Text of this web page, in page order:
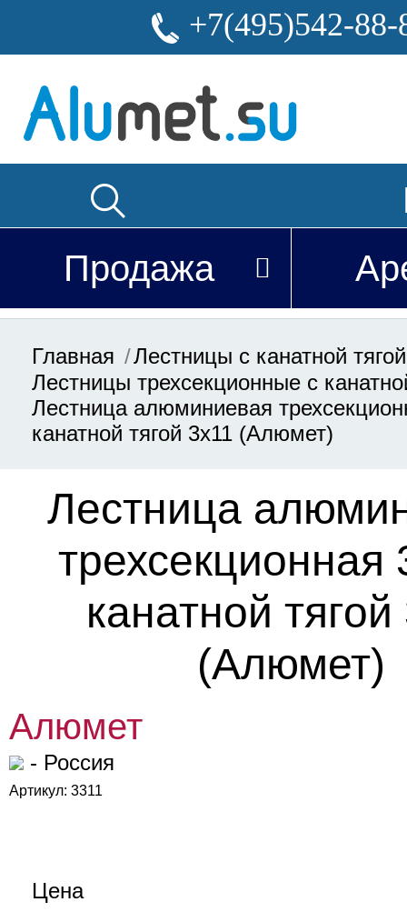
+7(495)542-88-
Продажа
Главная
Лестницы с канатной тягой
Лестницы трехсекционные с
Лестница алюминиевая
канатной тягой 3х11 (Алюмет)
Лестница
трехсекционная
канатной тягой
(Алюмет)
Алюмет
- Россия
Артикул: 3311
Цена